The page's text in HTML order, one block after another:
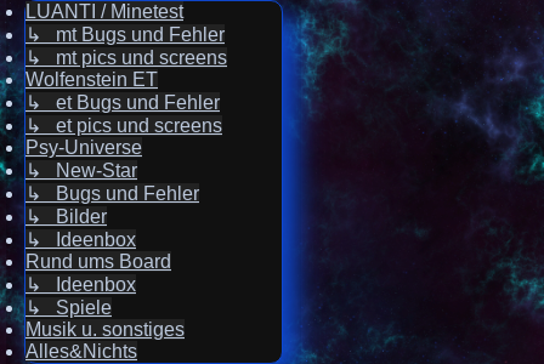
LUANTI / Minetest
↳ mt Bugs und Fehler
↳ mt pics und screens
Wolfenstein ET
↳ et Bugs und Fehler
↳ et pics und screens
Psy-Universe
↳ New-Star
↳ Bugs und Fehler
↳ Bilder
↳ Ideenbox
Rund ums Board
↳ Ideenbox
↳ Spiele
Musik u. sonstiges
Alles&Nichts